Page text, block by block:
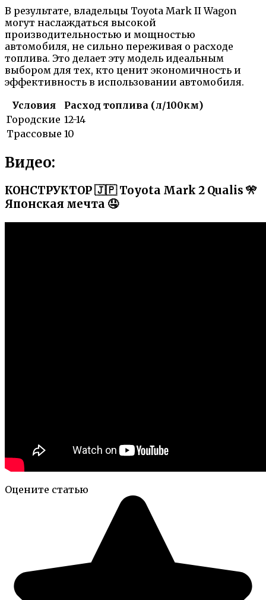
В результате, владельцы Toyota Mark II Wagon
могут наслаждаться высокой
производительностью и мощностью
автомобиля, не сильно переживая о расходе
топлива. Это делает эту модель идеальным
выбором для тех, кто ценит экономичность и
эффективность в использовании автомобиля.
Условия
Расход топлива (л/100км)
Городские 12-14
Трассовые 10
Видео:
КОНСТРУКТОР 🇯🇵 Toyota Mark 2 Qualis 🎌
Японская мечта 🤤
Оцените статью